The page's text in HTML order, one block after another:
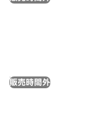
販売時間外